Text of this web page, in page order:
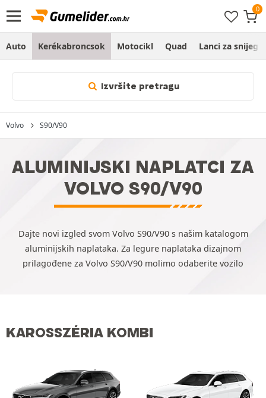
Auto Kerékabroncsok Motocikl Quad Lanci za snijeg
Izvršite pretragu
Volvo S90/V90
ALUMINIJSKI NAPLATCI ZA
VOLVO S90/V90
Dajte novi izgled svom Volvo S90/V90 s našim katalogom
aluminijskih naplataka. Za legure naplataka dizajnom
prilagođene za Volvo S90/V90 molimo odaberite vozilo
KAROSSZÉRIA KOMBI